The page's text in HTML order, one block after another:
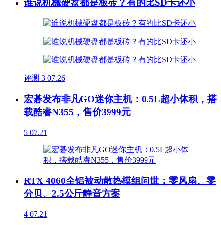
谁说机械硬盘都是板砖？有的比SD卡还小
评测 3 07.26
宏碁发布非凡GO迷你主机：0.5L超小体积，搭
载酷睿N355，售价3999元
5 07.21
RTX 4060全铝被动散热模组问世：零风扇、零
分贝、2.5公斤静音方案
4 07.21